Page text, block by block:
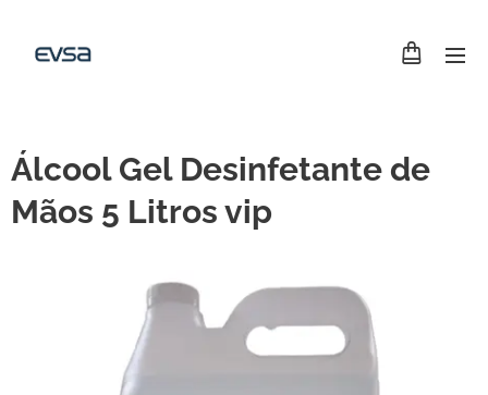
Álcool Gel Desinfetante de
Mãos 5 Litros vip